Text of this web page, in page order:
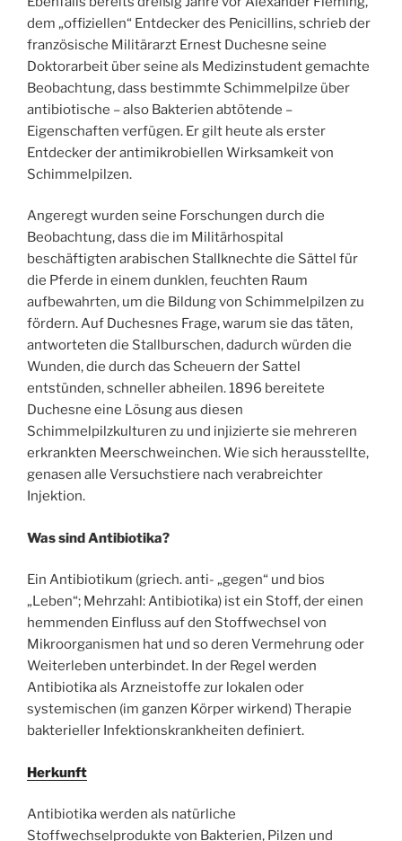
dem „offiziellen“ Entdecker des Penicillins, schrieb der
französische Militärarzt Ernest Duchesne seine
Doktorarbeit über seine als Medizinstudent gemachte
Beobachtung, dass bestimmte Schimmelpilze über
antibiotische – also Bakterien abtötende –
Eigenschaften verfügen. Er gilt heute als erster
Entdecker der antimikrobiellen Wirksamkeit von
Schimmelpilzen.
Angeregt wurden seine Forschungen durch die
Beobachtung, dass die im Militärhospital
beschäftigten arabischen Stallknechte die Sättel für
die Pferde in einem dunklen, feuchten Raum
aufbewahrten, um die Bildung von Schimmelpilzen zu
fördern. Auf Duchesnes Frage, warum sie das täten,
antworteten die Stallburschen, dadurch würden die
Wunden, die durch das Scheuern der Sattel
entstünden, schneller abheilen. 1896 bereitete
Duchesne eine Lösung aus diesen
Schimmelpilzkulturen zu und injizierte sie mehreren
erkrankten Meerschweinchen. Wie sich herausstellte,
genasen alle Versuchstiere nach verabreichter
Injektion.
Was sind Antibiotika?
Ein Antibiotikum (griech. anti- „gegen“ und bios
„Leben“; Mehrzahl: Antibiotika) ist ein Stoff, der einen
hemmenden Einfluss auf den Stoffwechsel von
Mikroorganismen hat und so deren Vermehrung oder
Weiterleben unterbindet. In der Regel werden
Antibiotika als Arzneistoffe zur lokalen oder
systemischen (im ganzen Körper wirkend) Therapie
bakterieller Infektionskrankheiten definiert.
Herkunft
Antibiotika werden als natürliche
Stoffwechselprodukte von Bakterien, Pilzen und